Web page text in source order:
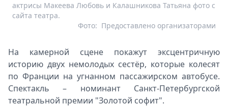
актрисы Макеева Любовь и Калашникова Татьяна фото с
сайта театра.
Предоставлено организаторами
Фото:
На камерной сцене покажут эксцентричную
историю двух немолодых сестёр, которые колесят
по Франции на угнанном пассажирском автобусе.
Спектакль – номинант Санкт-Петербургской
театральной премии "Золотой софит".